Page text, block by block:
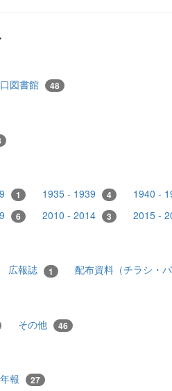
図書館 48
1 1935 - 1939 4
1940 -
6 2010 - 2014 3 2015 -
広報誌 1 配布資料（チラシ・
その他 46
報 27